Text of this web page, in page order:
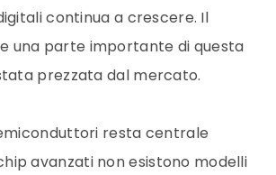
continua a crescere. Il
una parte importante di questa
prezzata dal mercato.
resta centrale
avanzati non esistono modelli